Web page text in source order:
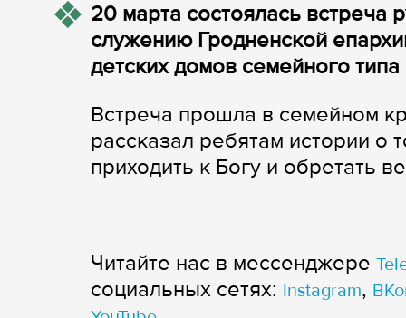
20 марта состоялась встреча
служению Гродненской
детских домов семейного
Встреча прошла в семейном
рассказал ребятам истории о
приходить к Богу и обретать
Читайте нас в мессенджере
cоциальных сетях: Instagram,